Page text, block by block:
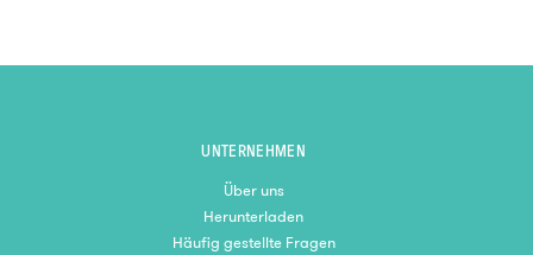
UNTERNEHMEN
Über uns
Herunterladen
Häufig gestellte Fragen